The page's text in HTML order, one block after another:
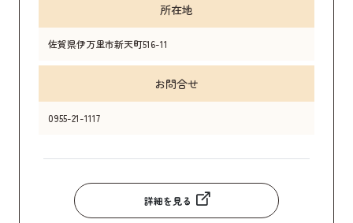
所在地
佐賀県伊万里市新天町516-11
お問合せ
0955-21-1117
詳細を見る